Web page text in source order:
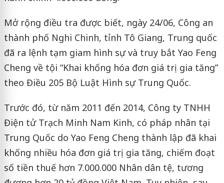
Mở rộng điều tra được biết, ngày 24/06, Công an
thành phố Nghi Chinh, tỉnh Tô Giang, Trung quốc
đã ra lệnh tạm giam hình sự và truy bắt Yao Feng
Cheng về tội “Khai khống hóa đơn giá trị gia tăng”
theo Điều 205 Bộ Luật Hình sự Trung Quốc.
Trước đó, từ năm 2011 đến 2014, Công ty TNHH
Điện tử Trạch Minh Nam Kinh, có pháp nhân tại
Trung Quốc do Yao Feng Cheng thành lập đã khai
khống nhiều hóa đơn giá trị gia tăng, chiếm đoạt
số tiền thuế hơn 7.000.000 Nhân dân tệ, tương